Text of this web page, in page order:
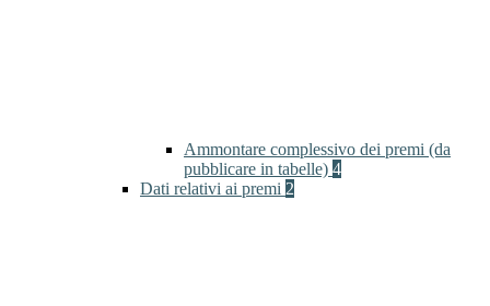
Ammontare complessivo dei premi (da
pubblicare in tabelle) 4
Dati relativi ai premi 2